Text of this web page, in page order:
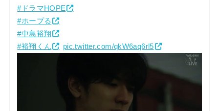
#ドラマHOPE
#ホープる
#中島裕翔
#裕翔くん
pic.twitter.com/qkW6aq6rl5